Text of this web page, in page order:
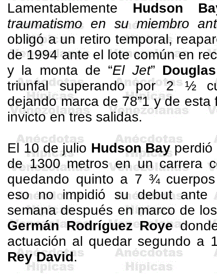
Lamentablemente Hudson
traumatismo en su miembro
obligó a un retiro temporal,
de 1994 ante el lote común en
y la monta de “El Jet”
triunfal superando por 2 ½
dejando marca de 78”1 y de
invicto en tres salidas.
El 10 de julio Hudson Bayperdió
de1300 metrosen un carrera
quedando quinto a 7 ¾
eso no impidió su debut ante
semana después en marco de
GermánRodríguezRoye
actuación al quedar segundo a
Rey David.